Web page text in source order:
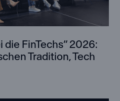
die FinTechs“ 2026:
Tradition, Tech